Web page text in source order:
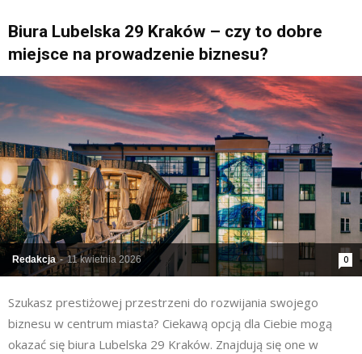
Biura Lubelska 29 Kraków – czy to dobre
miejsce na prowadzenie biznesu?
Redakcja - 11 kwietnia 2026 0
Szukasz prestiżowej przestrzeni do rozwijania swojego
biznesu w centrum miasta? Ciekawą opcją dla Ciebie mogą
okazać się biura Lubelska 29 Kraków. Znajdują się one w